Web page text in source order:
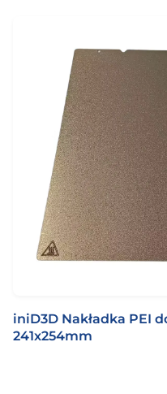
iniD3D Nakładka PEI
241x254mm